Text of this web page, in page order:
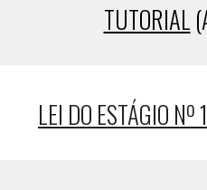
TUTORIAL
LEI DO ESTÁGIO Nº